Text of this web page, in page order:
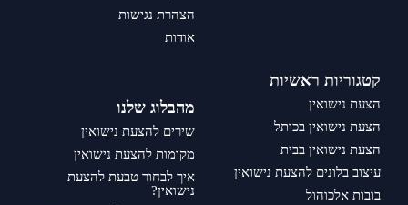
הצהרת נגישות
אודות
קטגוריות ראשיות
הצעת נישואין
הצעת נישואין בכותל
הצעת נישואין בבית
עיצוב בלונים להצעת נישואין
בובות אלכוהול
מהבלוג שלנו
שירים להצעת נישואין
מקומות להצעת נישואין
איך לבחור טבעת להצעת
נישואין?